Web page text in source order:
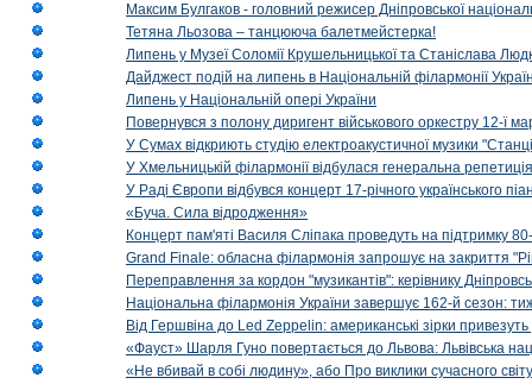
Максим Булгаков - головний режисер Дніпровської
Тетяна Льозова – танцююча балетмейстерка!
Липень у Музеї Соломії Крушельницької та Станіслава
Дайджест подій на липень в Національній філармонії
Липень у Національній опері України
Повернувся з полону диригент військового оркестру 12-ї
У Сумах відкриють студію електроакустичної музики
У Хмельницькій філармонії відбулася генеральна
У Раді Європи відбувся концерт 17-річного українського
«Буча. Сила відродження»
Концерт пам'яті Василя Сліпака проведуть на підтримку
Grand Finale: обласна філармонія запрошує на закриття
Переправлення за кордон "музикантів": керівнику
Національна філармонія України завершує 162-й сезон:
Від Гершвіна до Led Zeppelin: американські зірки
«Фауст» Шарля Гуно повертається до Львова: Львівська
«Не вбивай в собі людину», або Про виклики сучасного світу